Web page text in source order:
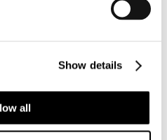
Show details
all
e dare
fibre secondarie.
Habitat con 5